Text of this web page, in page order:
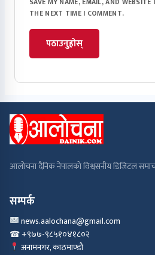
THE NEXT TIME I COMMENT.
आलोचना दैनिक नेपालको विश्वसनीय डिजिटल
सम्पर्क
news.aalochana@gmail.com
☎ +९७७-९८५१०४१८०२
अनामनगर, काठमाण्डौ